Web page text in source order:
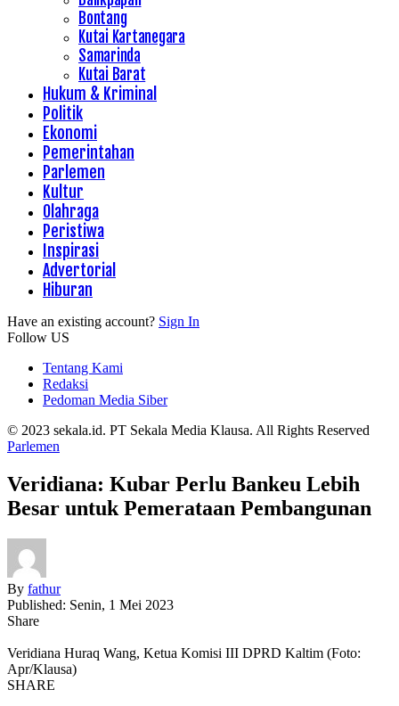
Bontang
Kutai Kartanegara
Samarinda
Kutai Barat
Hukum & Kriminal
Politik
Ekonomi
Pemerintahan
Parlemen
Kultur
Olahraga
Peristiwa
Inspirasi
Advertorial
Hiburan
Have an existing account? Sign In
Follow US
Tentang Kami
Redaksi
Pedoman Media Siber
© 2023 sekala.id. PT Sekala Media Klausa. All Rights Reserved
Parlemen
Veridiana: Kubar Perlu Bankeu Lebih
Besar untuk Pemerataan Pembangunan
By fathur
Published: Senin, 1 Mei 2023
Share
Veridiana Huraq Wang, Ketua Komisi III DPRD Kaltim (Foto:
Apr/Klausa)
SHARE